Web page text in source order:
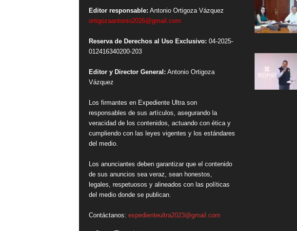
Editor responsable: Antonio Ortigoza Vázquez
ortigozaantonio2026@gmail.com
Reserva de Derechos al Uso Exclusivo: 04-2025-
012416340200-203
Editor y Director General: Antonio Ortigoza
Vázquez
Los firmantes en Expediente Ultra son
responsables de sus artículos, asegurando la
veracidad de los contenidos, actuando con ética y
cumpliendo con las leyes vigentes y los estándares
del medio.
Los anunciantes deben garantizar que el contenido
de sus anuncios sea veraz, sean honestos,
legales, respetuosos y alineados con las políticas
del medio donde se publican.
Contáctanos: expedienteultra2023@gmail.com